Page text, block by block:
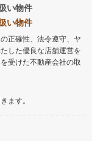
い物件
い物件
正確性、法令遵守、ヤ
した優良な店舗運営を
受けた不動産会社の取
ます。